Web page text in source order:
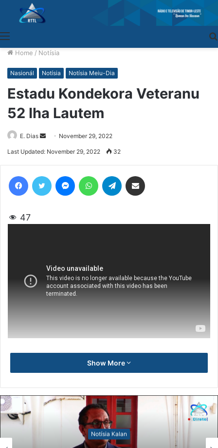
Home / Notísia
Nasionál Notísia Notísia Meiu-Dia
Estadu Kondekora Veteranu
52 Iha Lautem
E. Dias
Send
an
November 29, 2022
Last Updated: November 29, 2022 32
47
Show More
Notísia Kalan